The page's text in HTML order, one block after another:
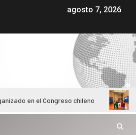
agosto 7, 2026
chileno Alumnas de la